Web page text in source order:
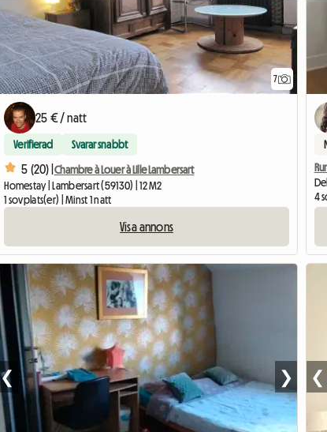
7
25 € / natt
Verifierad Svarar snabbt
5 (20) | Chambre à Louer à Lille Lambersart
Homestay | Lambersart (59130) | 12 M2
1 sovplats(er) | Minst 1 natt
Visa annons
4
❮ ❯ ❮